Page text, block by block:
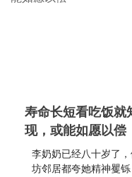
寿命长短看吃饭就
现，或能如愿以偿
李奶奶已经八十岁了
坊邻居都夸她精神矍